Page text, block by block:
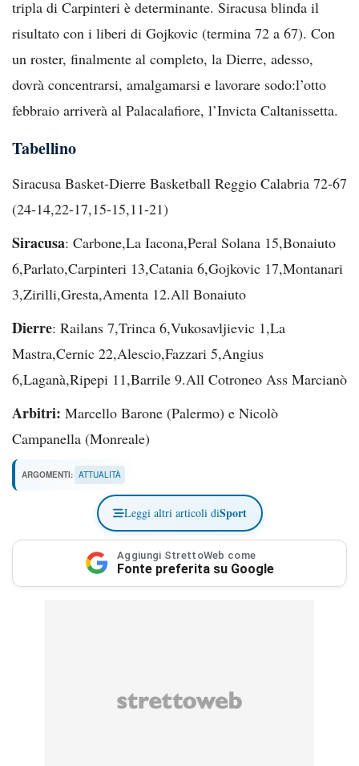
tripla di Carpinteri è determinante. Siracusa blinda il
risultato con i liberi di Gojkovic (termina 72 a 67). Con
un roster, finalmente al completo, la Dierre, adesso,
dovrà concentrarsi, amalgamarsi e lavorare sodo:l’otto
febbraio arriverà al Palacalafiore, l’Invicta Caltanissetta.
Tabellino
Siracusa Basket-Dierre Basketball Reggio Calabria 72-67
(24-14,22-17,15-15,11-21)
Siracusa: Carbone,La Iacona,Peral Solana 15,Bonaiuto
6,Parlato,Carpinteri 13,Catania 6,Gojkovic 17,Montanari
3,Zirilli,Gresta,Amenta 12.All Bonaiuto
Dierre: Railans 7,Trinca 6,Vukosavljievic 1,La
Mastra,Cernic 22,Alescio,Fazzari 5,Angius
6,Laganà,Ripepi 11,Barrile 9.All Cotroneo Ass Marcianò
Arbitri: Marcello Barone (Palermo) e Nicolò
Campanella (Monreale)
ARGOMENTI: ATTUALITÀ
Leggi altri articoli diSport
Aggiungi StrettoWeb come
Fonte preferita su Google